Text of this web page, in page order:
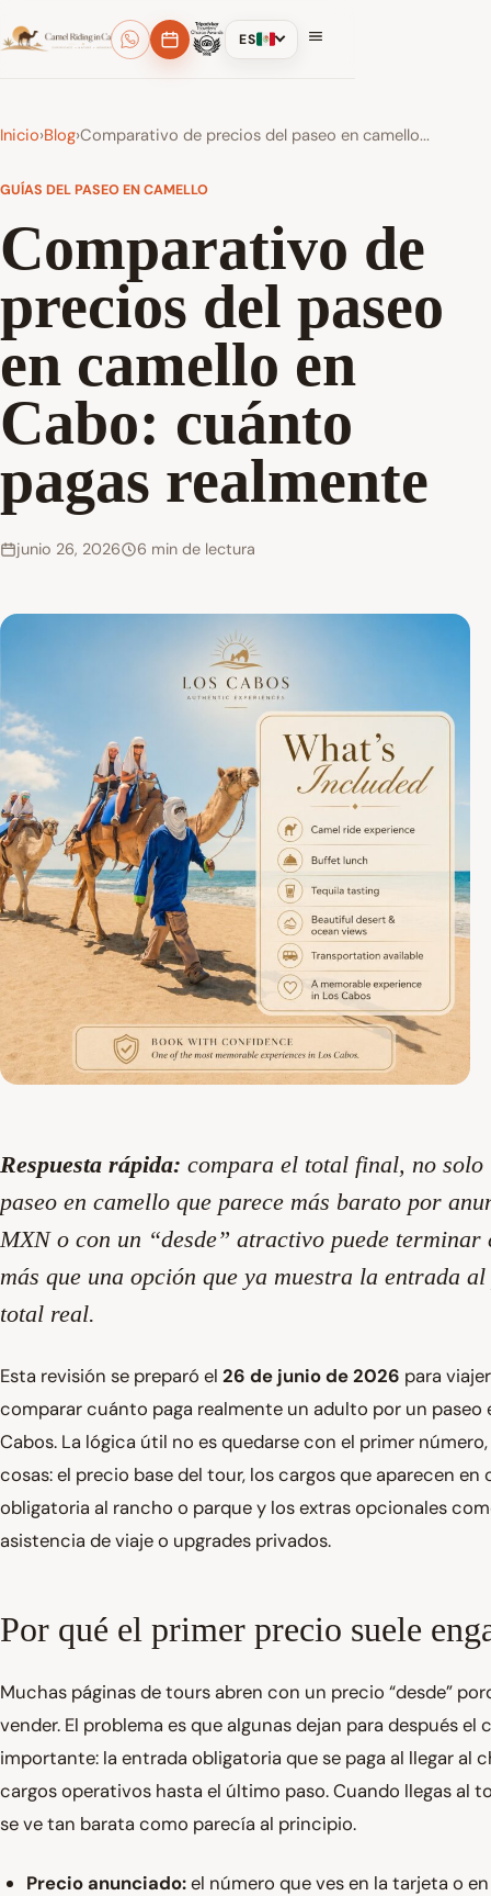
ES
Inicio›Blog›Comparativo de precios del paseo en camello...
GUÍAS DEL PASEO EN CAMELLO
Comparativo de
precios del paseo
en camello en
Cabo: cuánto
pagas realmente
junio 26, 2026 6 min de lectura
Respuesta rápida: compara el total final, no
paseo en camello que parece más barato por
MXNo con un “desde” atractivo puede terminar
más que una opción que ya muestra la entrada
total real.
Esta revisión se preparó el 26 de junio de 2026 para
comparar cuánto paga realmente un adulto por un paseo
Cabos. La lógica útil no es quedarse con el primer
cosas: el precio base del tour, los cargos que aparecen
obligatoria al rancho o parque y los extras opcionales
asistencia de viaje o upgrades privados.
Por qué el primer precio suele
Muchas páginas de tours abren con un precio “desde”
vender. El problema es que algunas dejan para después el
importante: la entrada obligatoria que se paga al llegar al
cargos operativos hasta el último paso. Cuando llegas al
se ve tan barata como parecía al principio.
Precio anunciado:el número que ves en la tarjeta o